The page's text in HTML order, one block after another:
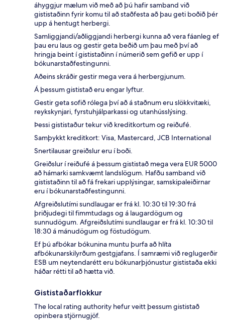
áhyggjur mælum við með að þú hafir samband við
gististaðinn fyrir komu til að staðfesta að þau geti boðið þér
upp á hentugt herbergi.
Samliggjandi/aðliggjandi herbergi kunna að vera fáanleg ef
þau eru laus og gestir geta beðið um þau með því að
hringja beint í gististaðinn í númerið sem gefið er upp í
bókunarstaðfestingunni.
Aðeins skráðir gestir mega vera á herbergjunum.
Á þessum gististað eru engar lyftur.
Gestir geta sofið rólega því að á staðnum eru slökkvitæki,
reykskynjari, fyrstuhjálparkassi og utanhússlýsing.
Þessi gististaður tekur við kreditkortum og reiðufé.
Samþykkt kreditkort: Visa, Mastercard, JCB International
Snertilausar greiðslur eru í boði.
Greiðslur í reiðufé á þessum gististað mega vera EUR 5000
að hámarki samkvæmt landslögum. Hafðu samband við
gististaðinn til að fá frekari upplýsingar, samskipaleiðirnar
eru í bókunarstaðfestingunni.
Afgreiðslutími sundlaugar er frá kl. 10:30 til 19:30 frá
þriðjudegi til fimmtudags og á laugardögum og
sunnudögum. Afgreiðslutími sundlaugar er frá kl. 10:30 til
18:30 á mánudögum og föstudögum.
Ef þú afbókar bókunina muntu þurfa að hlíta
afbókunarskilyrðum gestgjafans. Í samræmi við reglugerðir
ESB um neytendarétt eru bókunarþjónustur gististaða ekki
háðar rétti til að hætta við.
Gististaðarflokkur
The local rating authority hefur veitt þessum gististað
opinbera stjörnugjöf.